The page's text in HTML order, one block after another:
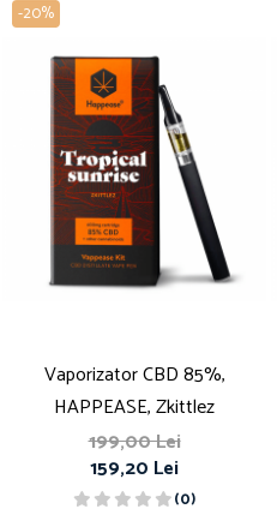
-20%
Vaporizator CBD 85%,
HAPPEASE, Zkittlez
199,00 Lei
159,20 Lei
(0)